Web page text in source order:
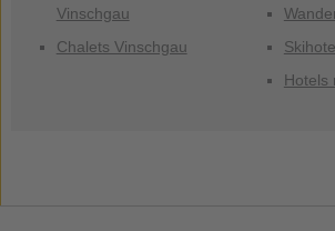
Vinschgau
Chalets Vinschgau
Hotels